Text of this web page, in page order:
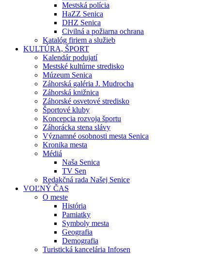
Mestská polícia
HaZZ Senica
DHZ Senica
Civilná a požiarna ochrana
Katalóg firiem a služieb
KULTÚRA, ŠPORT
Kalendár podujatí
Mestské kultúrne stredisko
Múzeum Senica
Záhorská galéria J. Mudrocha
Záhorská knižnica
Záhorské osvetové stredisko
Športové kluby
Koncepcia rozvoja športu
Záhorácka stena slávy
Významné osobnosti mesta Senica
Kronika mesta
Médiá
Naša Senica
TV Sen
Redakčná rada Našej Senice
VOĽNÝ ČAS
O meste
História
Pamiatky
Symboly mesta
Geografia
Demografia
Turistická kancelária Infosen